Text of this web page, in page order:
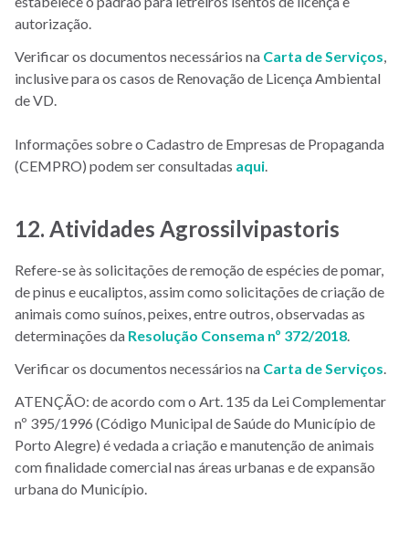
autorização.
Verificar os documentos necessários na Carta de Serviços,
inclusive para os casos de Renovação de Licença Ambiental
de VD.
Informações sobre o Cadastro de Empresas de Propaganda
(CEMPRO) podem ser consultadas aqui.
12. Atividades Agrossilvipastoris
Refere-se às solicitações de remoção de espécies de pomar,
de pinus e eucaliptos, assim como solicitações de criação de
animais como suínos, peixes, entre outros, observadas as
determinações da Resolução Consema nº 372/2018.
Verificar os documentos necessários na Carta de Serviços.
ATENÇÃO: de acordo com o Art. 135 da Lei Complementar
nº 395/1996 (Código Municipal de Saúde do Município de
Porto Alegre) é vedada a criação e manutenção de animais
com finalidade comercial nas áreas urbanas e de expansão
urbana do Município.